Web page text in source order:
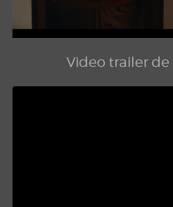
Video trailer